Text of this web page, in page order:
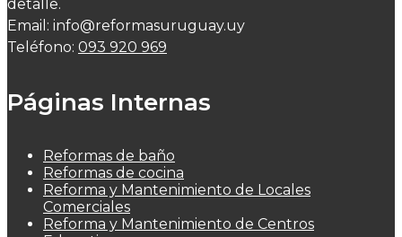
detalle.
Email: info@reformasuruguay.uy
Teléfono: 093 920 969
Páginas Internas
Reformas de baño
Reformas de cocina
Reforma y Mantenimiento de Locales
Comerciales
Reforma y Mantenimiento de Centros